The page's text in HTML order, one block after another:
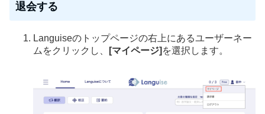
退会する
Languiseのトップページの右上にあるユーザーネー
ムをクリックし、
[マイページ] を選択します。